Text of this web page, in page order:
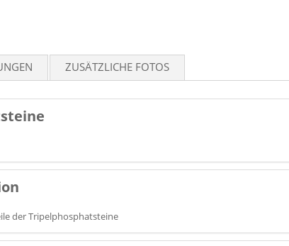
Recommend
ZUSÄTZLICHE FOTOS
der Tripelphosphatsteine